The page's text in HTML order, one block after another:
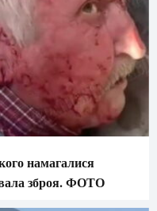
намагалися
зброя. ФОТО